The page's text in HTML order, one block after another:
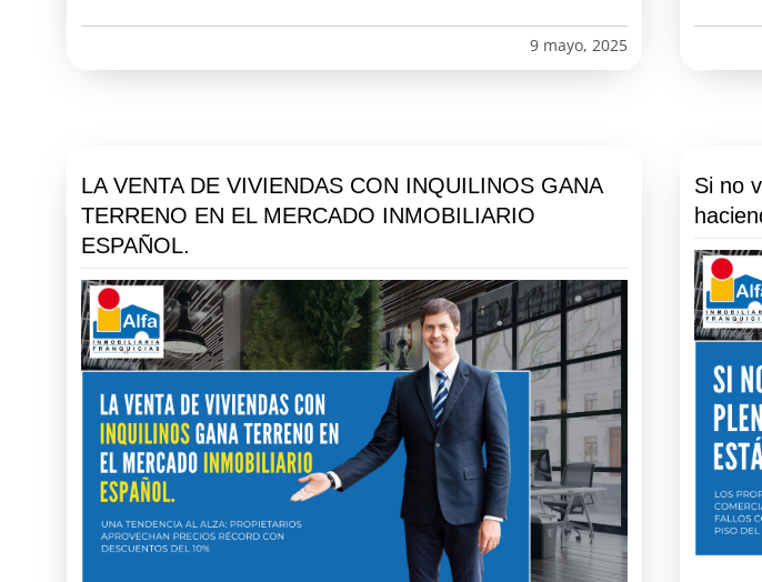
9 mayo, 2025
LA VENTA DE VIVIENDAS CON INQUILINOS GANA
TERRENO EN EL MERCADO INMOBILIARIO
ESPAÑOL.
Si no